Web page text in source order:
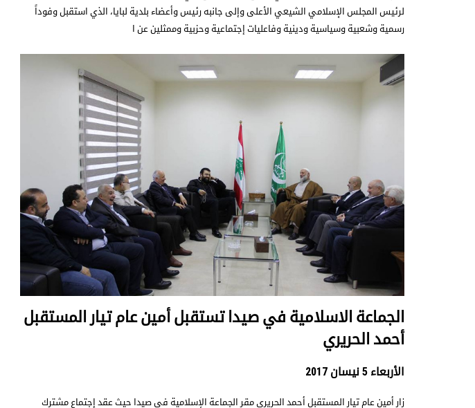
لرئيس المجلس الإسلامي الشيعي الأعلى وإلى جانبه رئيس وأعضاء بلدية لبايا، الذي استقبل وفوداً
رسمية وشعبية وسياسية ودينية وفاعليات إجتماعية وحزبية وممثلين عن ا
الجماعة الاسلامية في صيدا تستقبل أمين عام تيار المستقبل
أحمد الحريري
الأربعاء 5 نيسان 2017
زار أمين عام تيار المستقبل أحمد الحريري مقر الجماعة الإسلامية في صيدا حيث عقد إجتماع مشترك